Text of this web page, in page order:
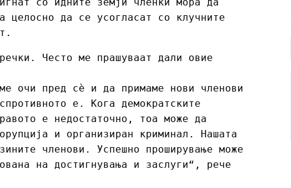
целосно да се усогласат со клучните
Често ме прашуваат дали овие
очи пред сè и да примаме нови членови
е. Кога демократските
е недостаточно, тоа може да
и организиран криминал. Нашата
членови. Успешно проширување може
на достигнувања и заслуги“, рече